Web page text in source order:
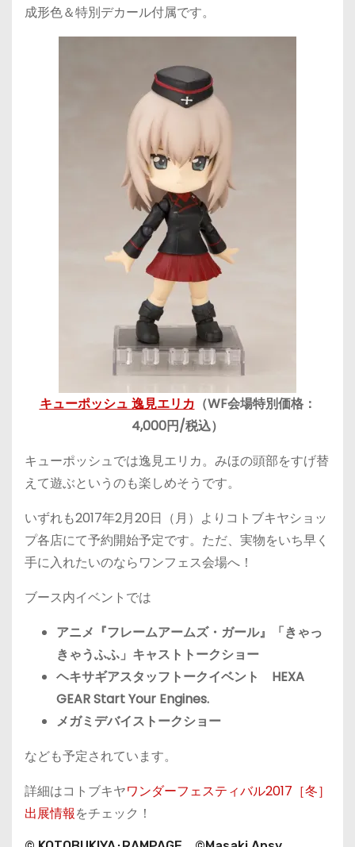
成形色＆特別デカール付属です。
キューポッシュ 逸見エリカ （WF会場特別価格：
4,000円/税込）
キューポッシュでは逸見エリカ。みほの頭部をすげ替
えて遊ぶというのも楽しめそうです。
いずれも2017年2月20日（月）よりコトブキヤショッ
プ各店にて予約開始予定です。ただ、実物をいち早く
手に入れたいのならワンフェス会場へ！
ブース内イベントでは
アニメ『フレームアームズ・ガール』「きゃっ
きゃうふふ」キャストトークショー
ヘキサギアスタッフトークイベント HEXA
GEAR Start Your Engines.
メガミデバイストークショー
なども予定されています。
詳細はコトブキヤワンダーフェスティバル2017［冬］
出展情報をチェック！